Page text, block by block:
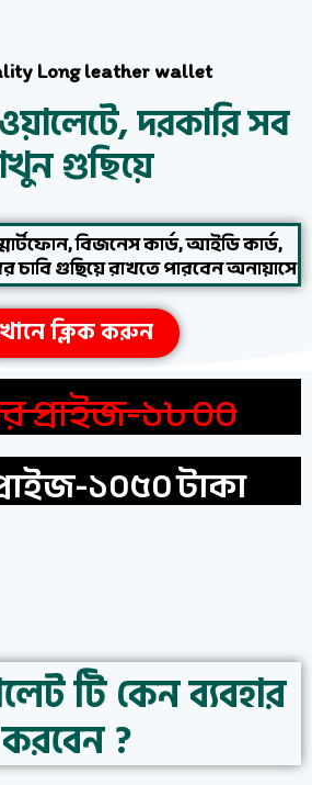
Long leather wallet
দরকারি সব
গুছিয়ে
বিজনেস কার্ড, আইডি কার্ড,
চাবি গুছিয়ে রাখতে পারবেন অনায়াসে
ক্লিক করুন
প্রাইজ-১৮০০
১০৫০ টাকা
টি কেন ব্যবহার
করবেন ?